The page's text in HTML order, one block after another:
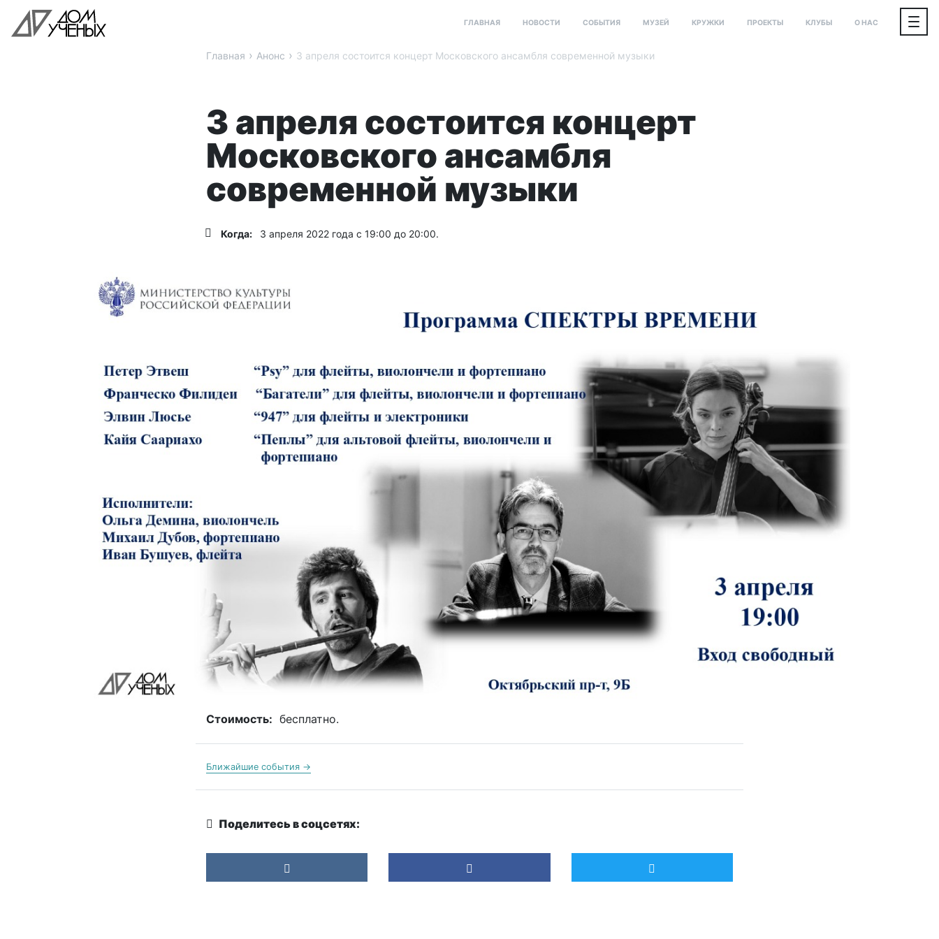
ГЛАВНАЯ НОВОСТИ СОБЫТИЯ МУЗЕЙ КРУЖКИ ПРОЕКТЫ КЛУБЫ О НАС
Главная › Анонс › 3 апреля состоится концерт Московского ансамбля современной музыки
3 апреля состоится концерт
Московского ансамбля
современной музыки
Когда: 3 апреля 2022 года с 19:00 до 20:00.
Стоимость: бесплатно.
Ближайшие события →
Поделитесь в соцсетях: